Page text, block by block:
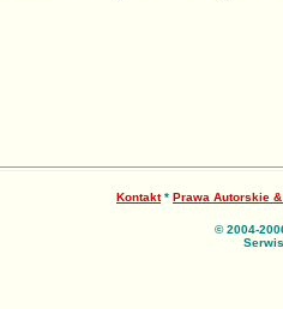
Kontakt* Prawa Autorskie &
© 2004-